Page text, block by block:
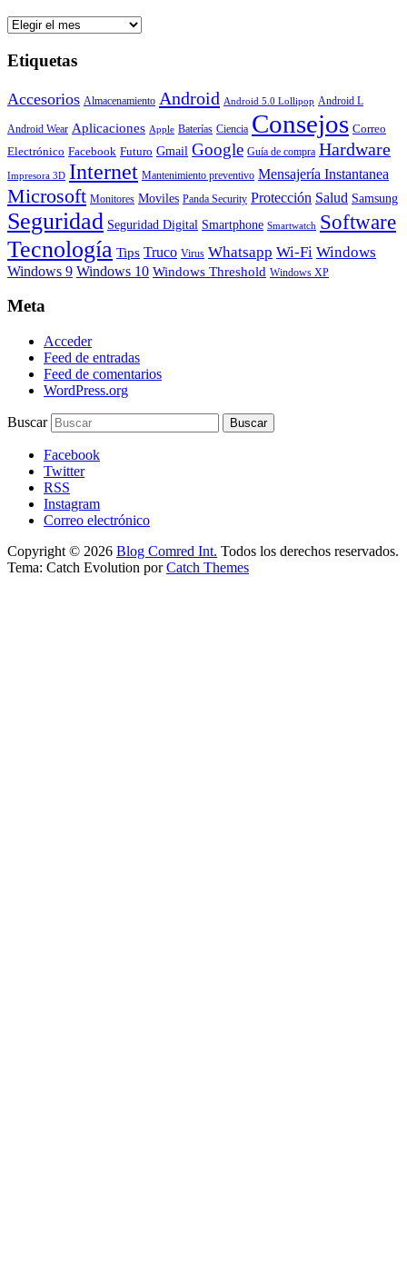
Archivos
Etiquetas
Accesorios Almacenamiento Android Android 5.0 Lollipop Android L
Android Wear Aplicaciones Apple Baterías Ciencia Consejos Correo
Electrónico Facebook Futuro Gmail Google Guía de compra Hardware
Impresora 3D Internet Mantenimiento preventivo Mensajería Instantanea
Microsoft Monitores Moviles Panda Security Protección Salud Samsung
Seguridad Seguridad Digital Smartphone Smartwatch Software
Tecnología Tips Truco Virus Whatsapp Wi-Fi Windows
Windows 9 Windows 10 Windows Threshold Windows XP
Meta
Acceder
Feed de entradas
Feed de comentarios
WordPress.org
Buscar
Facebook
Twitter
RSS
Instagram
Correo electrónico
Copyright © 2026 Blog Comred Int. Todos los derechos reservados.
Tema: Catch Evolution porCatch Themes